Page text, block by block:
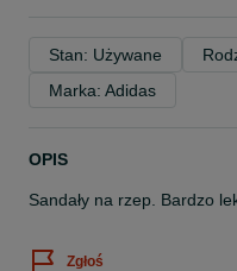
Stan: Używane
Marka: Adidas
OPIS
Sandały na rzep. Bardzo
Zgłoś